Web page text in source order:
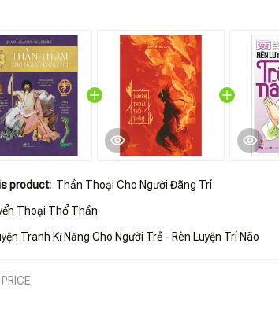
product: Thần Thoại Cho Người Đãng Trí
Thoại Thổ Thần
Tranh Kĩ Năng Cho Người Trẻ - Rèn Luyện Trí Não